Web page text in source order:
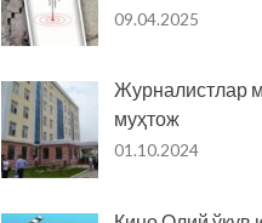
09.04.2025
Журналистлар
муҳтож
01.10.2024